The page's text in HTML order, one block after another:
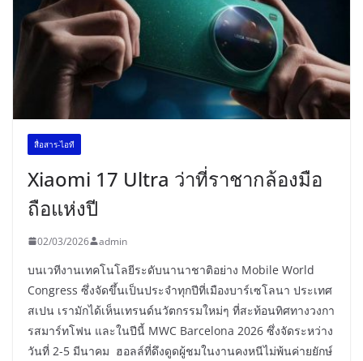
สื่อสาร-ไอที
Xiaomi 17 Ultra ว่าที่ราชากล้องมือ
ถือแห่งปี
02/03/2026 admin
บนเวทีงานเทคโนโลยีระดับนานาชาติอย่าง Mobile World
Congress ซึ่งจัดขึ้นเป็นประจำทุกปีที่เมืองบาร์เซโลนา ประเทศ
สเปน เรามักได้เห็นเทรนด์นวัตกรรมใหม่ๆ ที่สะท้อนทิศทางวงกา
รสมาร์ทโฟน และในปีนี้ MWC Barcelona 2026 ซึ่งจัดระหว่าง
วันที่ 2-5 มีนาคม ฮอลล์ที่ดึงดูดผู้ชมในงานคงหนีไม่พ้นค่ายยักษ์